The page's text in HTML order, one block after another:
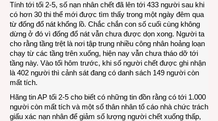
tác
khi
nạn
nhân
vì
sập
lên
Tính tới tối 2-5, số nạn nhân chết đã lên tới 433 người sau khi
có hơn 30 thi thể mới được tìm thấy trong một ngày đêm qua
từ đống đổ nát khổng lồ. Chắc chắn con số cuối cùng không
dừng ở đó vì đống đổ nát vẫn chưa được dọn xong. Người ta
cho rằng tầng trệt là nơi tập trung nhiều công nhân hoảng loạn
chạy từ các tầng trên xuống, hiện nay vẫn chưa tháo dỡ tới
tầng này. Vào tối hôm trước, khi số người chết được ghi nhận
là 402 người thì cảnh sát đang có danh sách 149 người còn
mất tích.
Hãng tin AP tối 2-5 cho biết có những tin đồn rằng có tới 1.000
người còn mất tích và một số thân nhân tố cáo nhà chức trách
giấu xác nạn nhân để giảm số lượng người chết xuống thấp,